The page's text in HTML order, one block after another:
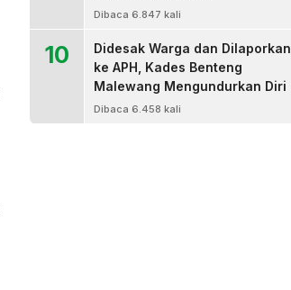
Dibaca 6.847 kali
10
Didesak Warga dan Dilaporkan
ke APH, Kades Benteng
Malewang Mengundurkan Diri
Dibaca 6.458 kali